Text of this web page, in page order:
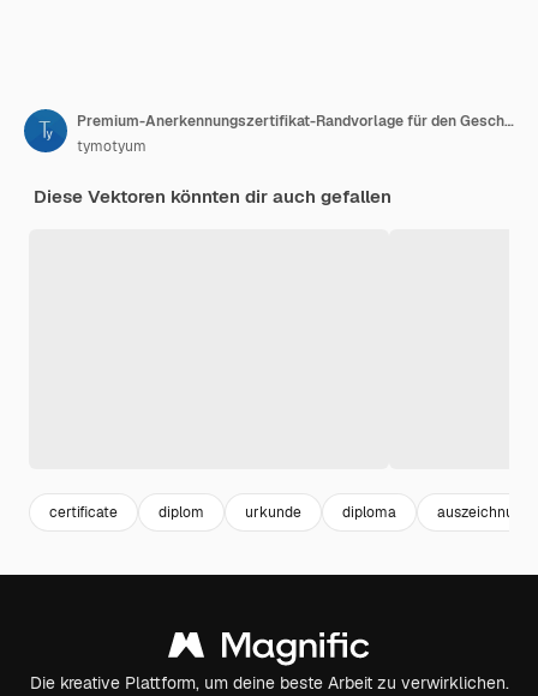
Premium-Anerkennungszertifikat-Randvorlage für den Geschäftsdruck
tymotyum
Diese Vektoren könnten dir auch gefallen
certificate diplom urkunde diploma auszeichnung
Die kreative Plattform, um deine beste Arbeit zu verwirklichen.